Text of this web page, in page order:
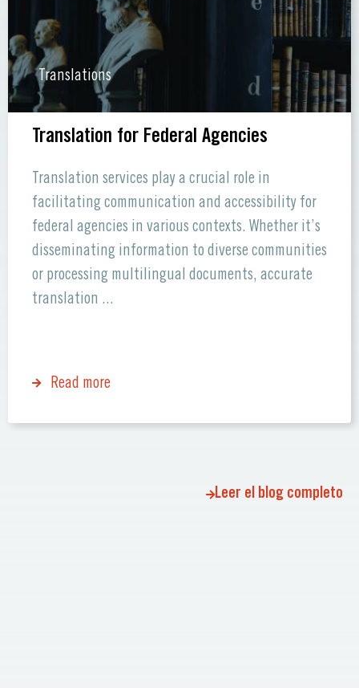
Translations
Translation for Federal Agencies
Translation services play a crucial role in
facilitating communication and accessibility for
federal agencies in various contexts. Whether it’s
disseminating information to diverse communities
or processing multilingual documents, accurate
translation ...
Read more
Leer el blog completo